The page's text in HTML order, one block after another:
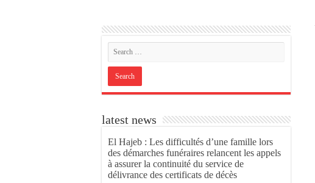
latest news
El Hajeb : Les difficultés d’une famille lors
des démarches funéraires relancent les appels
à assurer la continuité du service de
délivrance des certificats de décès